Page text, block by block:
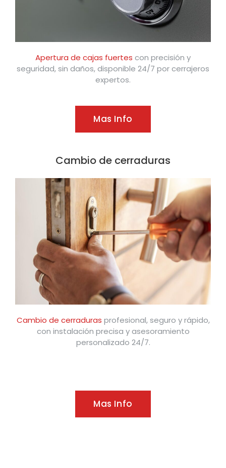
Apertura de cajas fuertes con precisión y
seguridad, sin daños, disponible 24/7 por cerrajeros
expertos.
Mas Info
Cambio de cerraduras
Cambio de cerraduras profesional, seguro y rápido,
con instalación precisa y asesoramiento
personalizado 24/7.
Mas Info